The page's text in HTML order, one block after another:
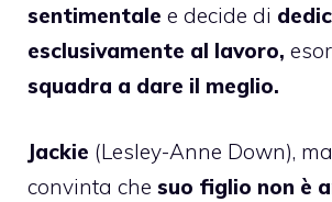
sentimentale e decide di
esclusivamente al lavoro,
squadra a dare il meglio.
Jackie (Lesley-Anne Down),
convinta che suo figlio non è